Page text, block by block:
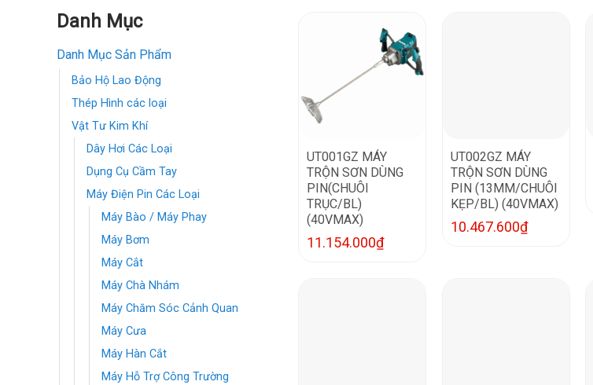
Danh Mục
Danh Mục Sản Phẩm
Bảo Hộ Lao Động
Thép Hình các loại
Vật Tư Kim Khí
Dây Hơi Các Loại
Dụng Cụ Cầm Tay
Máy Điện Pin Các Loại
Máy Bào / Máy Phay
Máy Bơm
Máy Cắt
Máy Chà Nhám
Máy Chăm Sóc Cảnh Quan
Máy Cưa
Máy Hàn Cắt
Máy Hỗ Trợ Công Trường
UT001GZ MÁY
TRỘN SƠN DÙNG
PIN(CHUÔI
TRỤC/BL)
(40VMAX)
11.154.000₫
UT002GZ MÁY
TRỘN SƠN DÙNG
PIN (13MM/CHUÔI
KẸP/BL) (40VMAX)
10.467.600₫